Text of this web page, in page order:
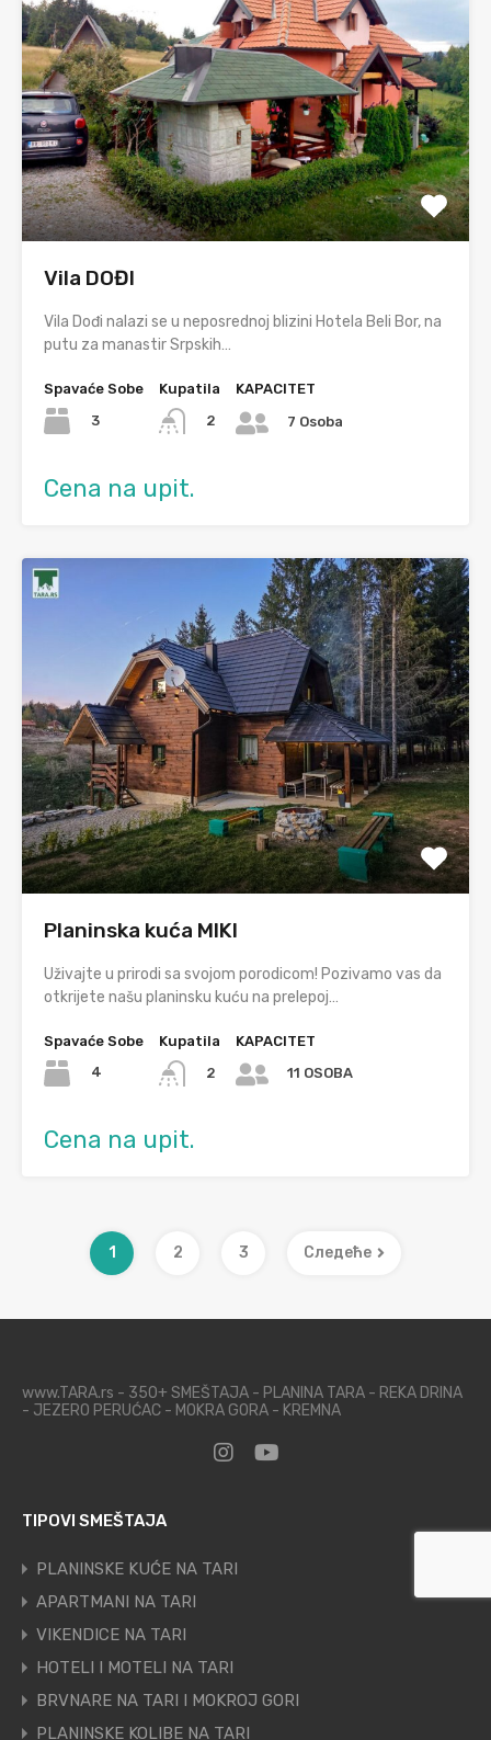
Vila DOĐI
Vila Dođi nalazi se u neposrednoj blizini Hotela Beli Bor, na
putu za manastir Srpskih…
Spavaće Sobe
3
Kupatila
2
KAPACITET
7 Osoba
Cena na upit.
Planinska kuća MIKI
Uživajte u prirodi sa svojom porodicom! Pozivamo vas da
otkrijete našu planinsku kuću na prelepoj…
Spavaće Sobe
4
Kupatila
2
KAPACITET
11 OSOBA
Cena na upit.
1 2 3 Следеће
www.TARA.rs - 350+ SMEŠTAJA - PLANINA TARA - REKA DRINA
- JEZERO PERUĆAC - MOKRA GORA - KREMNA
TIPOVI SMEŠTAJA
PLANINSKE KUĆE NA TARI
APARTMANI NA TARI
VIKENDICE NA TARI
HOTELI I MOTELI NA TARI
BRVNARE NA TARI I MOKROJ GORI
PLANINSKE KOLIBE NA TARI